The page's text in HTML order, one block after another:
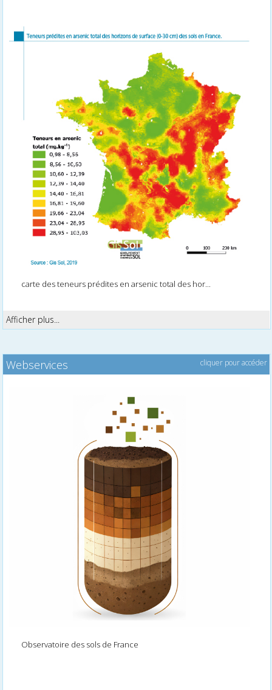
carte des teneurs prédites en arsenic total des hor...
Afficher plus...
Webservices cliquer pour accéder
Observatoire des sols de France